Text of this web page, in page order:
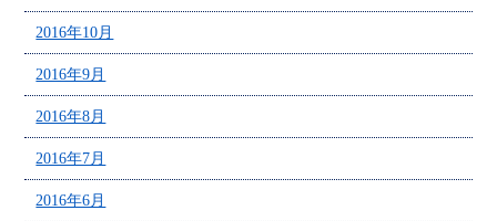
2016年10月
2016年9月
2016年8月
2016年7月
2016年6月